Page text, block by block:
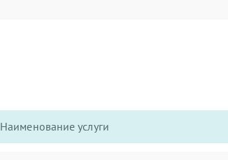
Наименование услуги